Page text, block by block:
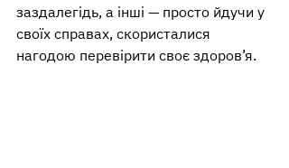
заздалегідь, а інші — просто йдучи у
своїх справах, скористалися
нагодою перевірити своє здоров’я.